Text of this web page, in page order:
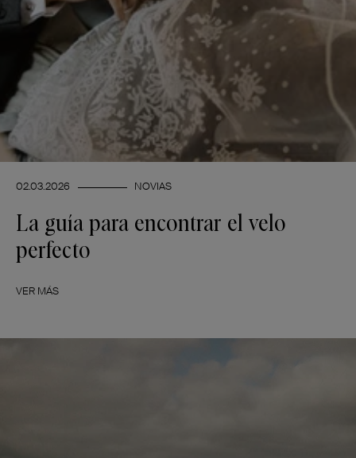
02.03.2026 NOVIAS
La guía para encontrar el velo
perfecto
VER MÁS